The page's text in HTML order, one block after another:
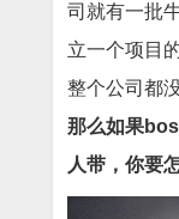
司就有一批
立一个项目
整个公司都
那么如果
人带，你要